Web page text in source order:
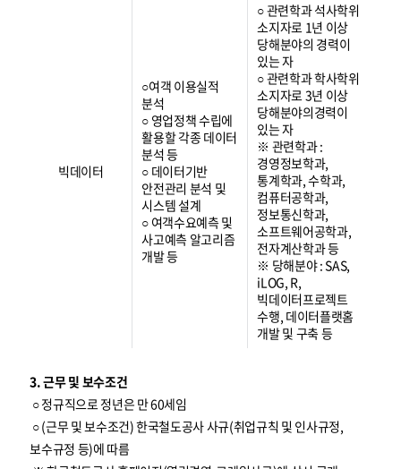
빅데이터
○여객 이용실적
분석
○ 영업정책 수립에
활용할 각종 데이터
분석 등
○ 데이터기반
안전관리 분석 및
시스템 설계
○ 여객수요예측 및
사고예측 알고리즘
개발 등
○ 관련학과 석사학위
소지자로 1년 이상
당해분야의 경력이
있는 자
○ 관련학과 학사학위
소지자로 3년 이상
당해분야의경력이
있는 자
※ 관련학과 :
경영정보학과,
통계학과, 수학과,
컴퓨터공학과,
정보통신학과,
소프트웨어공학과,
전자계산학과 등
※ 당해분야 : SAS,
iLOG, R,
빅데이터프로젝트
수행, 데이터플랫홈
개발 및 구축 등
3. 근무 및 보수조건
○ 정규직으로 정년은 만 60세임
○ (근무 및 보수조건) 한국철도공사 사규(취업규칙 및 인사규정,
보수규정 등)에 따름